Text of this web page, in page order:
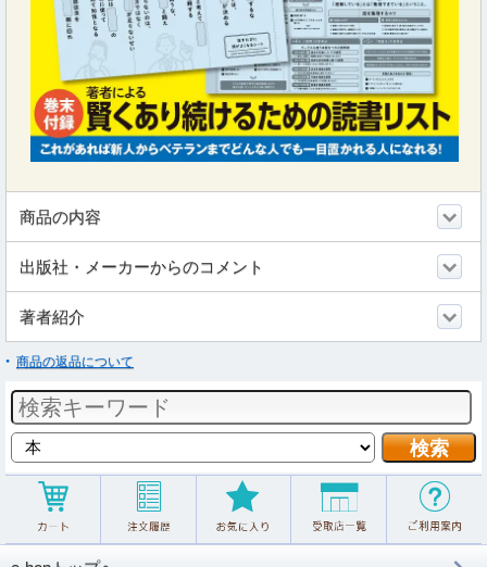
商品の内容
出版社・メーカーからのコメント
著者紹介
商品の返品について